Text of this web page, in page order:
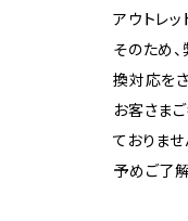
アウトレ
そのため
換対応を
お客さま
ておりませ
予めご了